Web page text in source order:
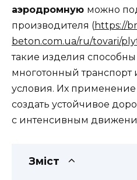
аэродромную можно
производителя (https://
beton.com.ua/ru/tovari/
такие изделия
многотонный
условия. Их применение
создать устойчивое
с интенсивным
Зміст